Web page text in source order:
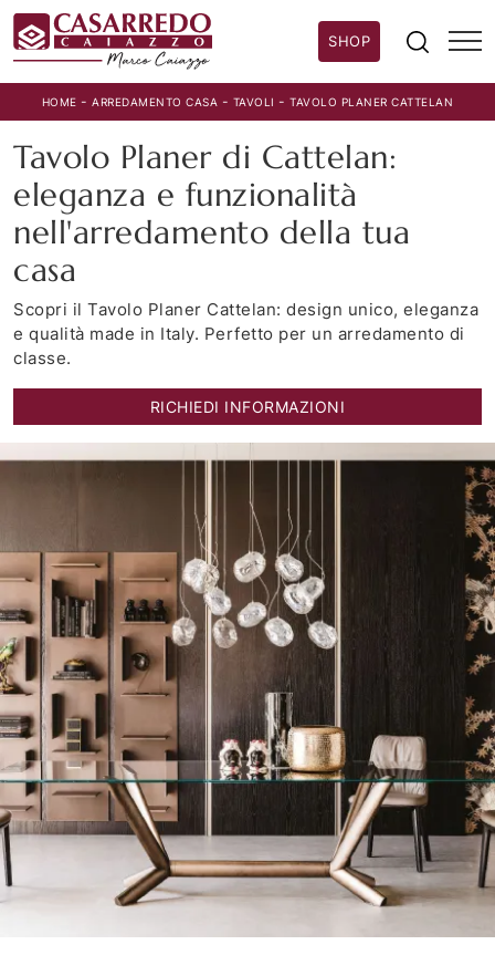
SHOP
HOME -ARREDAMENTO CASA - TAVOLI -TAVOLO PLANER CATTELAN
Tavolo Planer di Cattelan:
eleganza e funzionalità
nell'arredamento della tua
casa
Scopri il Tavolo Planer Cattelan: design unico, eleganza
e qualità made in Italy. Perfetto per un arredamento di
classe.
RICHIEDI INFORMAZIONI